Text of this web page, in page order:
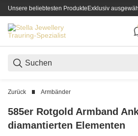
Unsere beliebtesten ProdukteExklusiv
Zurück Armbänder
585er Rotgold Armband
diamantierten Elementen